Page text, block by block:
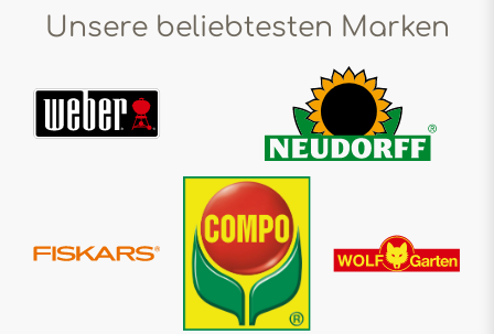
Unsere beliebtesten Marken